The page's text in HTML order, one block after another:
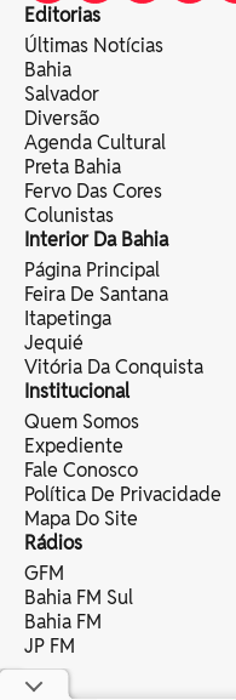
Editorias
Últimas Notícias
Bahia
Salvador
Diversão
Agenda Cultural
Preta Bahia
Fervo Das Cores
Colunistas
Interior Da Bahia
Página Principal
Feira De Santana
Itapetinga
Jequié
Vitória Da Conquista
Institucional
Quem Somos
Expediente
Fale Conosco
Política De Privacidade
Mapa Do Site
Rádios
GFM
Bahia FM Sul
Bahia FM
JP FM